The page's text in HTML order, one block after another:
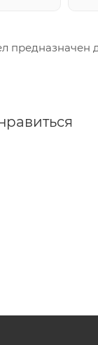
предназначен